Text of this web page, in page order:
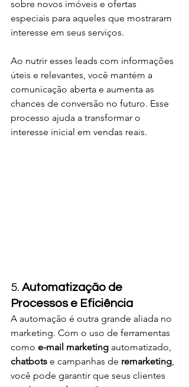
sobre novos imóveis e ofertas
especiais para aqueles que mostraram
interesse em seus serviços.
Ao nutrir esses leads com informações
úteis e relevantes, você mantém a
comunicação aberta e aumenta as
chances de conversão no futuro. Esse
processo ajuda a transformar o
interesse inicial em vendas reais.
5. Automatização de
Processos e Eficiência
A automação é outra grande aliada no
marketing. Com o uso de ferramentas
como e-mail marketing automatizado,
chatbots e campanhas de remarketing,
você pode garantir que seus clientes